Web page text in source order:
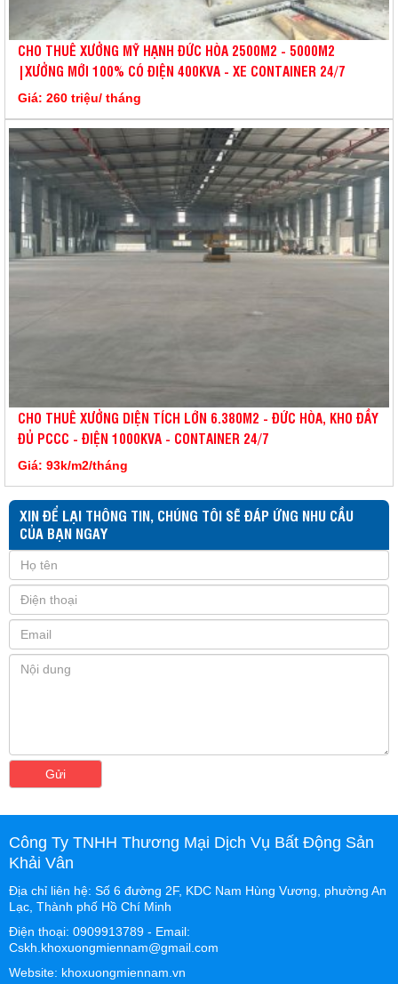
CHO THUÊ XƯỞNG MỸ HẠNH ĐỨC HÒA 2500M2 - 5000M2
|XƯỞNG MỚI 100% CÓ ĐIỆN 400KVA - XE CONTAINER 24/7
Giá: 260 triệu/ tháng
CHO THUÊ XƯỞNG DIỆN TÍCH LỚN 6.380M2 - ĐỨC HÒA, KHO ĐẦY
ĐỦ PCCC - ĐIỆN 1000KVA - CONTAINER 24/7
Giá: 93k/m2/tháng
XIN ĐỂ LẠI THÔNG TIN, CHÚNG TÔI SẼ ĐÁP ỨNG NHU CẦU
CỦA BẠN NGAY
Gửi
Công Ty TNHH Thương Mại Dịch Vụ Bất Động Sản
Khải Vân
Địa chỉ liên hệ: Số 6 đường 2F, KDC Nam Hùng Vương, phường An
Lạc, Thành phố Hồ Chí Minh
Điện thoại: 0909913789 - Email:
Cskh.khoxuongmiennam@gmail.com
Website: khoxuongmiennam.vn